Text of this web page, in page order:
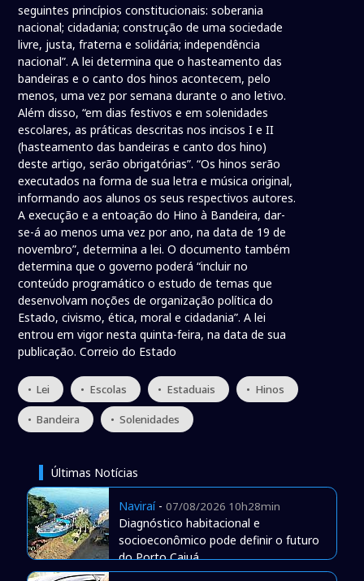
seguintes princípios constitucionais: soberania
nacional; cidadania; construção de uma sociedade
livre, justa, fraterna e solidária; independência
nacional”. A lei determina que o hasteamento das
bandeiras e o canto dos hinos acontecem, pelo
menos, uma vez por semana durante o ano letivo.
Além disso, “em dias festivos e em solenidades
escolares, as práticas descritas nos incisos I e II
(hasteamento das bandeiras e canto dos hino)
deste artigo, serão obrigatórias”. “Os hinos serão
executados na forma de sua letra e música original,
informando aos alunos os seus respectivos autores.
A execução e a entoação do Hino à Bandeira, dar-
se-á ao menos uma vez por ano, na data de 19 de
novembro”, determina a lei. O documento também
determina que o governo poderá “incluir no
conteúdo programático o estudo de temas que
desenvolvam noções de organização política do
Estado, civismo, ética, moral e cidadania”. A lei
entrou em vigor nesta quinta-feira, na data de sua
publicação. Correio do Estado
• Lei • Escolas • Estaduais • Hinos
• Bandeira • Solenidades
Últimas Notícias
Naviraí- 07/08/2026 10h28min
Diagnóstico habitacional e
socioeconômico pode definir o futuro
do Porto Caiuá